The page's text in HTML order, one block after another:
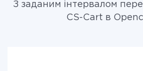
З заданим інтервалом
CS-Cart в